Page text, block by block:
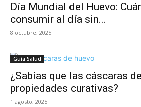
Día Mundial del Huevo:
consumir al día sin...
8 octubre, 2025
Guía Salud
¿Sabías que las cáscaras
propiedades curativas?
1 agosto, 2025